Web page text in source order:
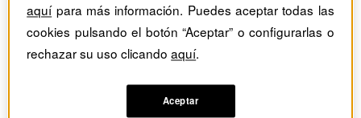
aquípara más información. Puedes aceptar todas las
cookies pulsando el botón “Aceptar” o configurarlas o
rechazar su uso clicandoaquí.
Aceptar